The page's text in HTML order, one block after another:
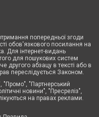
попередньої згоди
обов'язкового посилання на
Для інтернет-видань
для пошукових систем
другого абзацу в тексті або в
переслідується Законом.
"Промо", "Партнерський
новини", "Пресреліз",
на правах реклами.